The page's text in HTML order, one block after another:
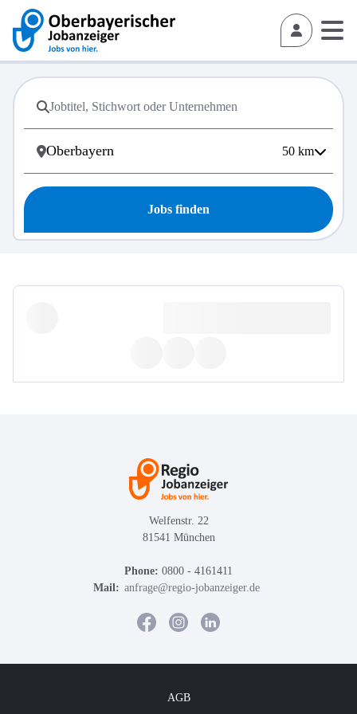
50 km
Jobs finden
Welfenstr. 22
81541 München
Phone: 0800 - 4161411
Mail: anfrage@regio-jobanzeiger.de
AGB